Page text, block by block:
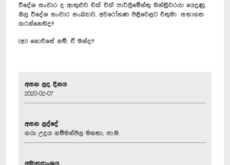
විදේශ සංචාර ද ඇතුළුව එක් එක් පාර්ලිමේන්තු මන්ත්‍රීවරයා යෙදුණු
නිල විදේශ සංචාර සංඛ්‍යාව, අවරෝහණ පිළිවෙළට එතුමා සභාගත
කරන්නෙහිද?
(ආ) නොඑසේ නම්, ඒ මන්ද?
අසන ලද දිනය
2020-02-07
අසන ලද්දේ
ගරු උදය ගම්මන්පිල මහතා, පා.ම.
අමාත්‍යාංශය